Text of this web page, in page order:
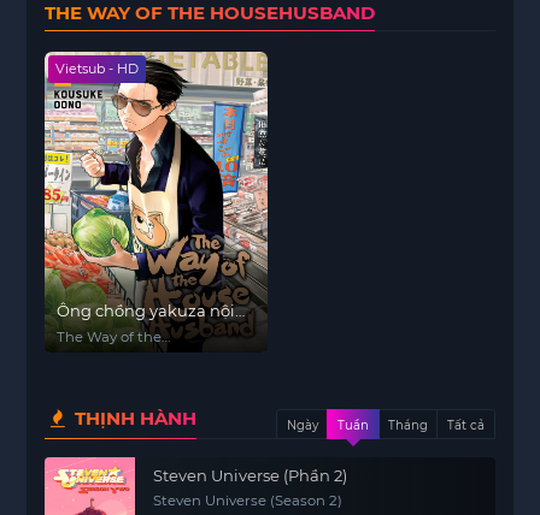
THE WAY OF THE HOUSEHUSBAND
Vietsub - HD
Ông chồng yakuza nội
trợ
The Way of the
THỊNH HÀNH Ngày Tuần Tháng Tất cả
Steven Universe (Phần 2)
Steven Universe (Season 2)